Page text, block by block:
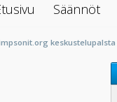
Säännöt
keskustelupalsta